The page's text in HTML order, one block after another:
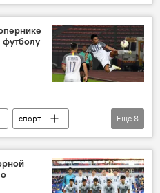
2019 по футболу
спорт
Азии 2019
Кубок Азии
Еще 8